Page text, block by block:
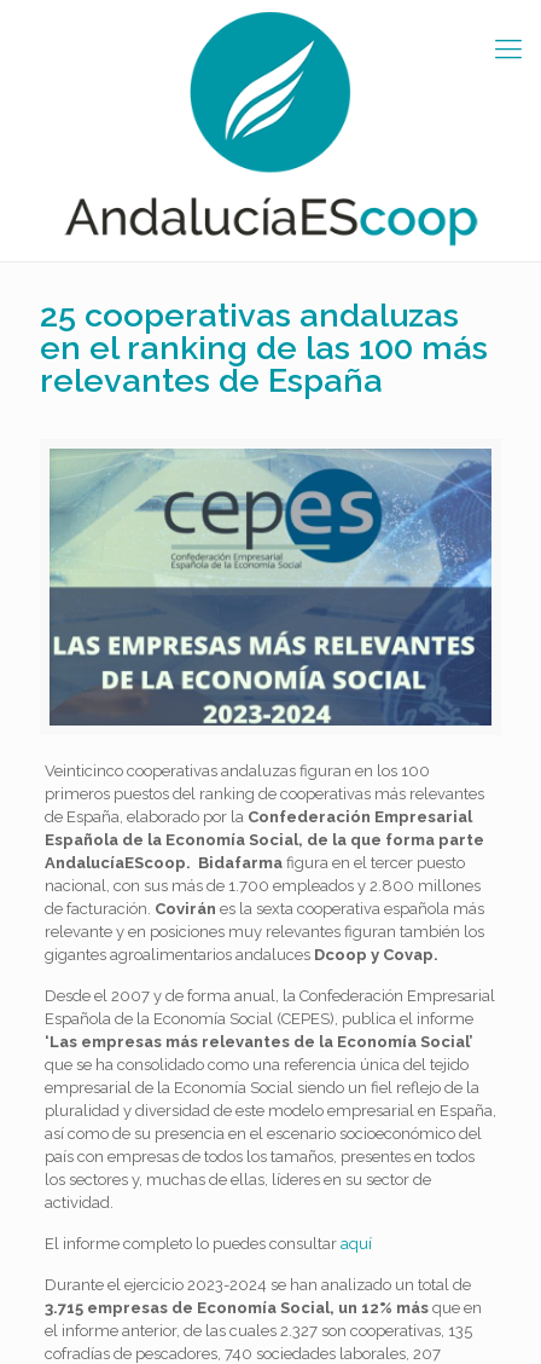
25 cooperativas andaluzas
en el ranking de las 100 más
relevantes de España
Veinticinco cooperativas andaluzas figuran en los 100
primeros puestos del ranking de cooperativas más relevantes
de España, elaborado por la Confederación Empresarial
Española de la Economía Social, de la que forma parte
AndalucíaEScoop. Bidafarmafigura en el tercer puesto
nacional, con sus más de 1.700 empleados y 2.800 millones
de facturación. Covirán es la sexta cooperativa española más
relevante y en posiciones muy relevantes figuran también los
gigantes agroalimentarios andalucesDcoop y Covap.
Desde el 2007 y de forma anual, la Confederación Empresarial
Española de la Economía Social (CEPES), publica el informe
‘Las empresas más relevantes de la Economía Social’
que se ha consolidado como una referencia única del tejido
empresarial de la Economía Social siendo un fiel reflejo de la
pluralidad y diversidad de este modelo empresarial en España,
así como de su presencia en el escenario socioeconómico del
país con empresas de todos los tamaños, presentes en todos
los sectores y, muchas de ellas, líderes en su sector de
actividad.
El informe completo lo puedes consultar aquí
Durante el ejercicio 2023-2024 se han analizado un total de
3.715 empresas de Economía Social, un 12% másque en
el informe anterior, de las cuales 2.327 son cooperativas, 135
cofradías de pescadores, 740 sociedades laborales, 207